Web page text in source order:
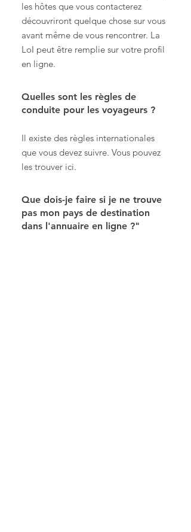
les hôtes que vous contacterez
découvriront quelque chose sur vous
avant même de vous rencontrer. La
LoI peut être remplie sur votre profil
en ligne.
Quelles sont les règles de
conduite pour les voyageurs ?
Il existe des règles internationales
que vous devez suivre. Vous pouvez
les trouver ici.
Que dois-je faire si je ne trouve
pas mon pays de destination
dans l'annuaire en ligne ?"